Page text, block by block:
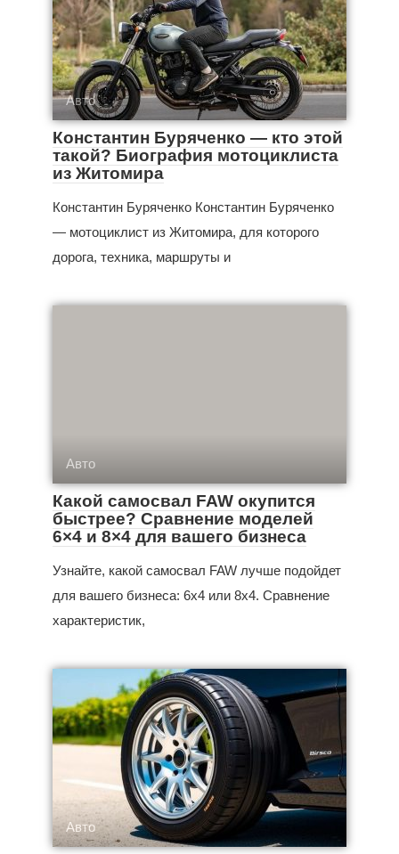
Авто
Константин Буряченко — кто этой
такой? Биография мотоциклиста
из Житомира
Константин Буряченко Константин Буряченко
— мотоциклист из Житомира, для которого
дорога, техника, маршруты и
Авто
Какой самосвал FAW окупится
быстрее? Сравнение моделей
6×4 и 8×4 для вашего бизнеса
Узнайте, какой самосвал FAW лучше подойдет
для вашего бизнеса: 6x4 или 8x4. Сравнение
характеристик,
Авто